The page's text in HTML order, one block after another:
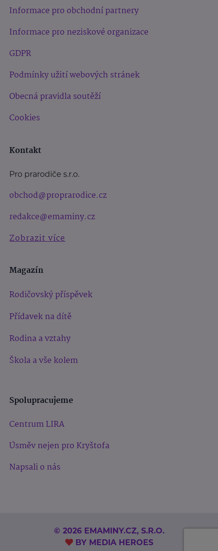
Informace pro obchodní partnery
Informace pro neziskové organizace
GDPR
Podmínky užití webových stránek
Obecná pravidla soutěží
Cookies
Kontakt
Pro prarodiče s.r.o.
obchod@proprarodice.cz
redakce@emaminy.cz
Zobrazit více
Magazín
Rodičovský příspěvek
Přídavek na dítě
Rodina a vztahy
Škola a vše kolem
Spolupracujeme
Centrum LIRA
Úsměv nejen pro Kryštofa
Napsali o nás
© 2026 EMAMINY.CZ, S.R.O.
BY MEDIA HEROES